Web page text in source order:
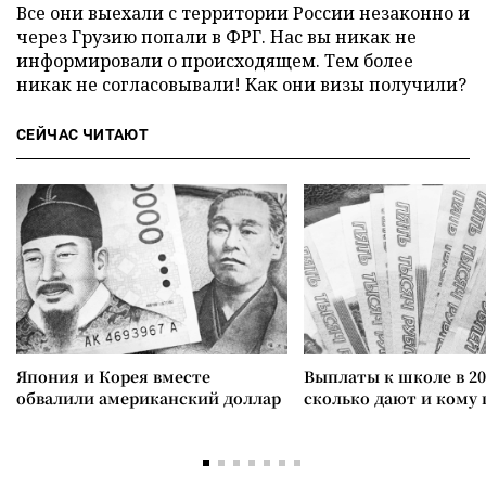
Все они выехали с территории России незаконно и
через Грузию попали в ФРГ. Нас вы никак не
информировали о происходящем. Тем более
никак не согласовывали! Как они визы получили?
СЕЙЧАС ЧИТАЮТ
Япония и Корея вместе
обвалили американский доллар
Выплаты к школе в
сколько дают и